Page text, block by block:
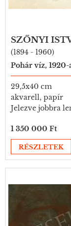
SZŐNYI
(1894 - 1960)
Pohár víz, 1920-
29,5x40 cm
akvarell, papír
Jelezve jobbra
1 350 000 Ft
RÉSZLETEK